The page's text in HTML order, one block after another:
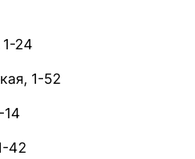
24
1-52
14
42